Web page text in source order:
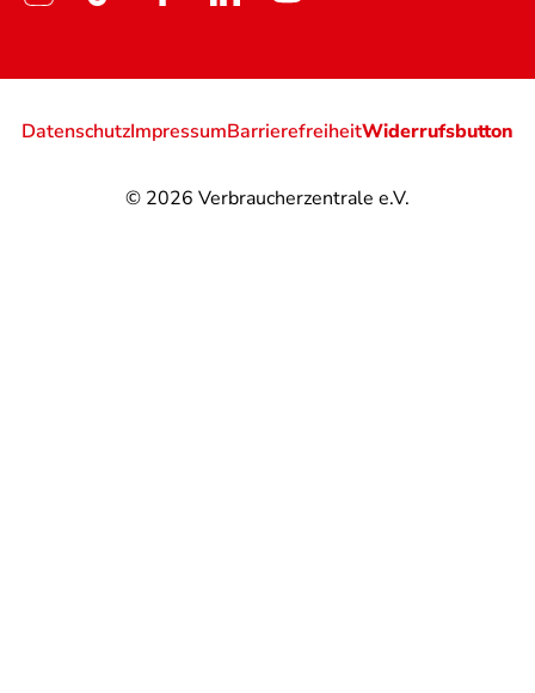
© 2026 Verbraucherzentrale e.V.
DatenschutzImpressumBarrierefreiheitWiderrufsbutton